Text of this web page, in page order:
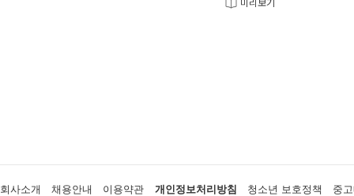
미리보기
회사소개 채용안내 이용약관 개인정보처리방침 청소년 보호정책 중